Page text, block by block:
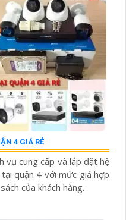
4 GIÁ RẺ
vụ cung cấp và lắp đặt hệ
quận 4 với mức giá hợp
của khách hàng.